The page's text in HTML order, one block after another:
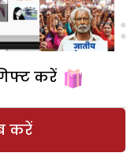
करें
करें